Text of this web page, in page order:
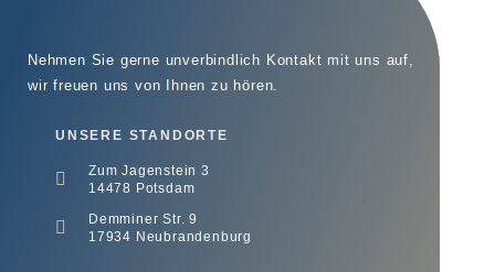
Nehmen Sie gerne unverbindlich Kontakt mit uns auf,
wir freuen uns von Ihnen zu hören.
UNSERE STANDORTE
Zum Jagenstein 3
14478 Potsdam
Demminer Str. 9
17934 Neubrandenburg